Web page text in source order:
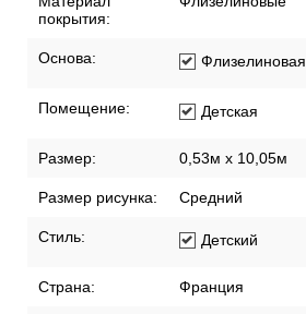
покрытия:
Основа: Флизелиновая
Помещение: Детская
Размер: 0,53м x 10,05м
Размер рисунка: Средний
Стиль: Детский
Страна: Франция